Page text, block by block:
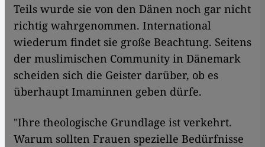
Teils wurde sie von den Dänen noch gar nicht
richtig wahrgenommen. International
wiederum findet sie große Beachtung. Seitens
der muslimischen Community in Dänemark
scheiden sich die Geister darüber, ob es
überhaupt Imaminnen geben dürfe.
"Ihre theologische Grundlage ist verkehrt.
Warum sollten Frauen spezielle Bedürfnisse